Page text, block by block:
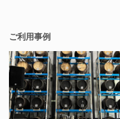
ご利用事例